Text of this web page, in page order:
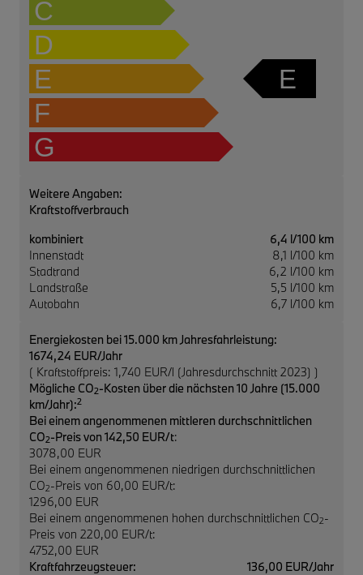
C
D
E
F
G
E
Weitere Angaben:
Kraftstoffverbrauch
kombiniert
6,4 l/100 km
Innenstadt
8,1 l/100 km
Stadtrand
6,2 l/100 km
Landstraße
5,5 l/100 km
Autobahn
6,7 l/100 km
Energiekosten bei 15.000 km Jahresfahrleistung:
1674,24 EUR/Jahr
( Kraftstoffpreis: 1,740 EUR/l (Jahresdurchschnitt 2023) )
Mögliche CO2-Kosten über die nächsten 10 Jahre (15.000
km/Jahr):2
Bei einem angenommenen mittleren durchschnittlichen
CO2-Preis von 142,50 EUR/t:
3078,00 EUR
Bei einem angenommenen niedrigen durchschnittlichen
CO2-Preis von 60,00 EUR/t:
1296,00 EUR
Bei einem angenommenen hohen durchschnittlichen CO2-
Preis von 220,00 EUR/t:
4752,00 EUR
Kraftfahrzeugsteuer:
136,00 EUR/Jahr